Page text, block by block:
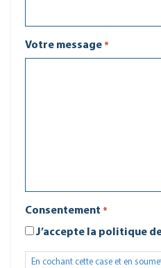
Votre message *
Consentement *
J’accepte la politique
En cochant cette case et en